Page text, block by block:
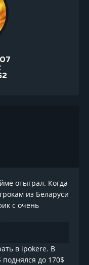
отыграл. Когда
из Беларуси
с очень
в ipokere. В
до 170$